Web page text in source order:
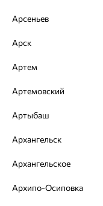
133 253
64%
Арсеньев
Арск
Артем
Артемовский
Артыбаш
Архангельск
Архангельское
Архипо-Осиповка